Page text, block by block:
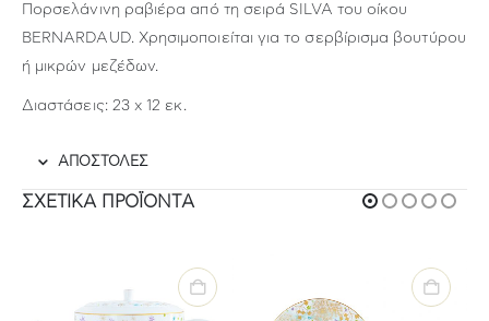
Πορσελάνινη ραβιέρα από τη σειρά SILVA του οίκου
BERNARDAUD. Χρησιμοποιείται για το σερβίρισμα βουτύρου
ή μικρών μεζέδων.
Διαστάσεις: 23 x 12 εκ.
ΑΠΟΣΤΟΛΕΣ
ΣΧΕΤΙΚΆ ΠΡΟΪΌΝΤΑ